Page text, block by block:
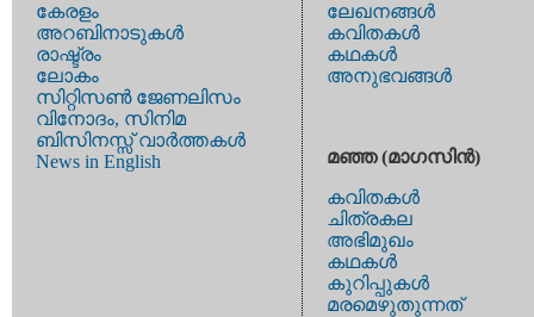
കേരളം
അറബിനാടുകള്‍
രാഷ്ട്രം
ലോകം
സിറ്റിസണ്‍ ജേണലിസം
വിനോദം, സിനിമ
ബിസിനസ്സ് വാര്‍ത്തകള്‍
News in English
ലേഖനങ്ങള്‍
കവിതകള്‍
കഥകള്‍
അനുഭവങ്ങള്‍
മഞ്ഞ (മാഗസിന്‍)
കവിതകള്‍
ചിത്രകല
അഭിമുഖം
കഥകള്‍
കുറിപ്പുകള്‍
മരമെഴുതുന്നത്